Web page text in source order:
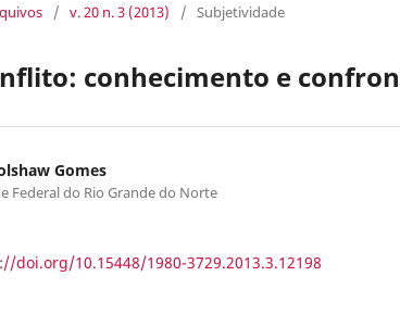
/ v. 20 n. 3 (2013) / Subjetividade
conhecimento e
Gomes
Federal do Rio Grande do Norte
doi.org/10.15448/1980-3729.2013.3.12198